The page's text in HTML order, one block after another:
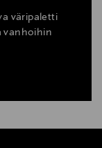
väripaletti
vanhoihin